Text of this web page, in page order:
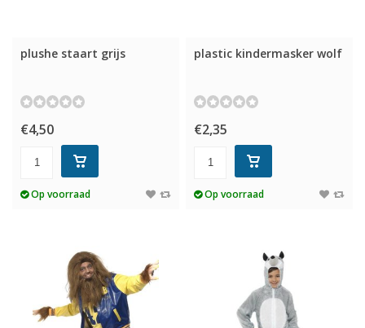
plushe staart grijs
€4,50
Op voorraad
plastic kindermasker wolf
€2,35
Op voorraad